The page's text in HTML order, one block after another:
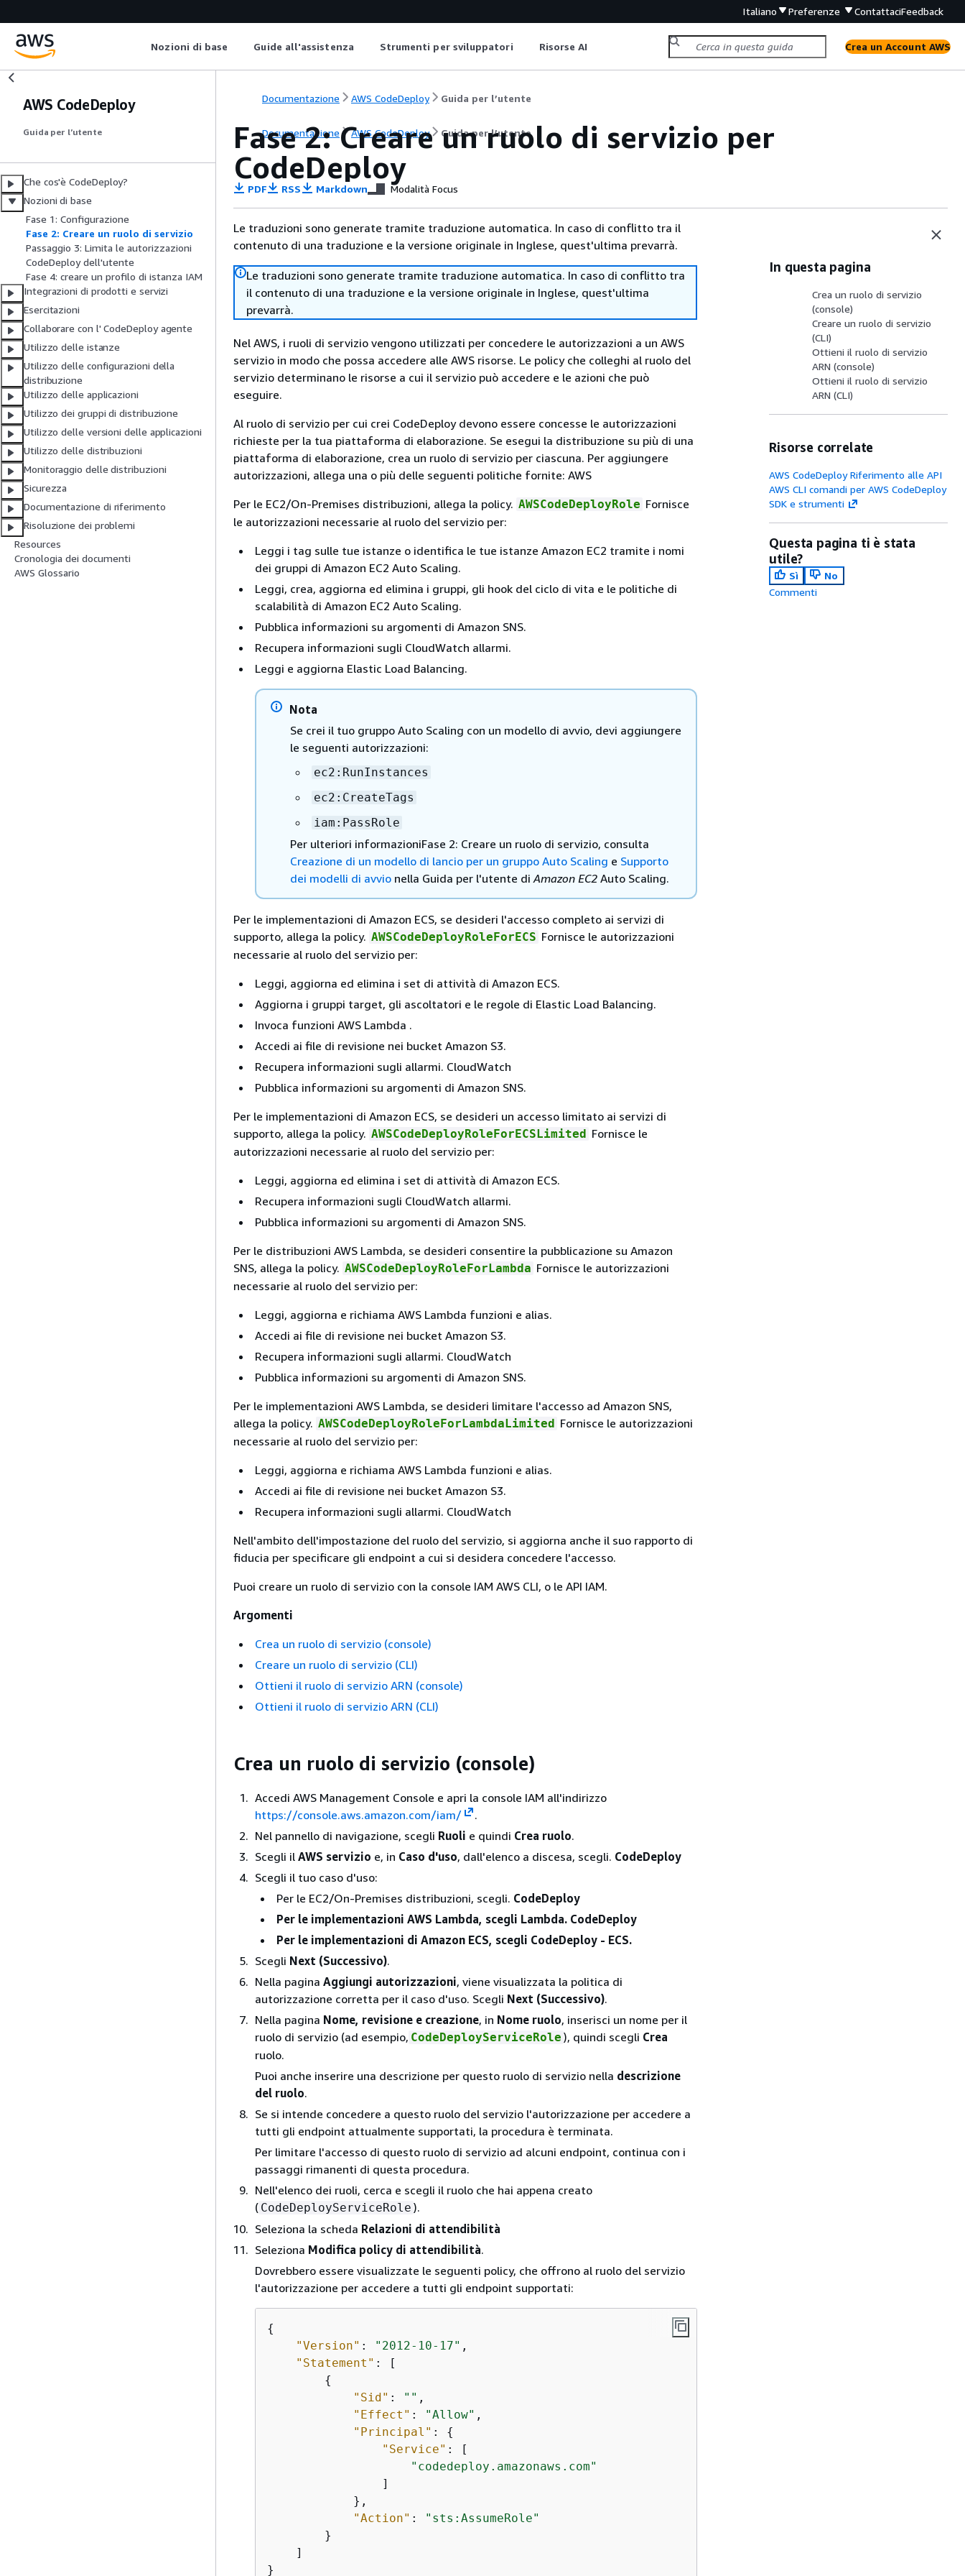
Italiano Preferenze ContattaciFeedback
Nozioni di base Guide all'assistenza Strumenti per sviluppatori Risorse AI Crea un Account AWS
AWS CodeDeploy
Guida per l’utente
Che cos'è CodeDeploy?
Nozioni di base
Fase 1: Configurazione
Fase 2: Creare un ruolo di servizio
Passaggio 3: Limita le autorizzazioni
CodeDeploy dell'utente
Fase 4: creare un profilo di istanza IAM
Integrazioni di prodotti e servizi
Esercitazioni
Collaborare con l' CodeDeploy agente
Utilizzo delle istanze
Utilizzo delle configurazioni della
distribuzione
Utilizzo delle applicazioni
Utilizzo dei gruppi di distribuzione
Utilizzo delle versioni delle applicazioni
Utilizzo delle distribuzioni
Monitoraggio delle distribuzioni
Sicurezza
Documentazione di riferimento
Risoluzione dei problemi
Resources
Cronologia dei documenti
AWS Glossario
Documentazione AWS CodeDeploy Guida per l’utente
Documentazione AWS CodeDeploy Guida per l’utente
Fase 2: Creare un ruolo di servizio per
CodeDeploy
PDF RSS Markdown Modalità Focus
Le traduzioni sono generate tramite traduzione automatica. In caso di conflitto tra il
contenuto di una traduzione e la versione originale in Inglese, quest'ultima prevarrà.
Le traduzioni sono generate tramite traduzione automatica. In caso di conflitto tra
il contenuto di una traduzione e la versione originale in Inglese, quest'ultima
prevarrà.
Nel AWS, i ruoli di servizio vengono utilizzati per concedere le autorizzazioni a un AWS
servizio in modo che possa accedere alle AWS risorse. Le policy che colleghi al ruolo del
servizio determinano le risorse a cui il servizio può accedere e le azioni che può
eseguire.
Al ruolo di servizio per cui crei CodeDeploy devono essere concesse le autorizzazioni
richieste per la tua piattaforma di elaborazione. Se esegui la distribuzione su più di una
piattaforma di elaborazione, crea un ruolo di servizio per ciascuna. Per aggiungere
autorizzazioni, allega una o più delle seguenti politiche fornite: AWS
Per le EC2/On-Premises distribuzioni, allega la policy. AWSCodeDeployRole Fornisce
le autorizzazioni necessarie al ruolo del servizio per:
Leggi i tag sulle tue istanze o identifica le tue istanze Amazon EC2 tramite i nomi
dei gruppi di Amazon EC2 Auto Scaling.
Leggi, crea, aggiorna ed elimina i gruppi, gli hook del ciclo di vita e le politiche di
scalabilità di Amazon EC2 Auto Scaling.
Pubblica informazioni su argomenti di Amazon SNS.
Recupera informazioni sugli CloudWatch allarmi.
Leggi e aggiorna Elastic Load Balancing.
Nota
Se crei il tuo gruppo Auto Scaling con un modello di avvio, devi aggiungere
le seguenti autorizzazioni:
ec2:RunInstances
ec2:CreateTags
iam:PassRole
Per ulteriori informazioniFase 2: Creare un ruolo di servizio, consulta
Creazione di un modello di lancio per un gruppo Auto Scaling e Supporto
dei modelli di avvio nella Guida per l'utente diAmazon EC2 Auto Scaling.
Per le implementazioni di Amazon ECS, se desideri l'accesso completo ai servizi di
supporto, allega la policy. AWSCodeDeployRoleForECS Fornisce le autorizzazioni
necessarie al ruolo del servizio per:
Leggi, aggiorna ed elimina i set di attività di Amazon ECS.
Aggiorna i gruppi target, gli ascoltatori e le regole di Elastic Load Balancing.
Invoca funzioni AWS Lambda .
Accedi ai file di revisione nei bucket Amazon S3.
Recupera informazioni sugli allarmi. CloudWatch
Pubblica informazioni su argomenti di Amazon SNS.
Per le implementazioni di Amazon ECS, se desideri un accesso limitato ai servizi di
supporto, allega la policy. AWSCodeDeployRoleForECSLimited Fornisce le
autorizzazioni necessarie al ruolo del servizio per:
Leggi, aggiorna ed elimina i set di attività di Amazon ECS.
Recupera informazioni sugli CloudWatch allarmi.
Pubblica informazioni su argomenti di Amazon SNS.
Per le distribuzioni AWS Lambda, se desideri consentire la pubblicazione su Amazon
SNS, allega la policy. AWSCodeDeployRoleForLambda Fornisce le autorizzazioni
necessarie al ruolo del servizio per:
Leggi, aggiorna e richiama AWS Lambda funzioni e alias.
Accedi ai file di revisione nei bucket Amazon S3.
Recupera informazioni sugli allarmi. CloudWatch
Pubblica informazioni su argomenti di Amazon SNS.
Per le implementazioni AWS Lambda, se desideri limitare l'accesso ad Amazon SNS,
allega la policy. AWSCodeDeployRoleForLambdaLimited Fornisce le autorizzazioni
necessarie al ruolo del servizio per:
Leggi, aggiorna e richiama AWS Lambda funzioni e alias.
Accedi ai file di revisione nei bucket Amazon S3.
Recupera informazioni sugli allarmi. CloudWatch
Nell'ambito dell'impostazione del ruolo del servizio, si aggiorna anche il suo rapporto di
fiducia per specificare gli endpoint a cui si desidera concedere l'accesso.
Puoi creare un ruolo di servizio con la console IAM AWS CLI, o le API IAM.
Argomenti
Crea un ruolo di servizio (console)
Creare un ruolo di servizio (CLI)
Ottieni il ruolo di servizio ARN (console)
Ottieni il ruolo di servizio ARN (CLI)
Crea un ruolo di servizio (console)
Accedi AWS Management Console e apri la console IAM all'indirizzo
https://console.aws.amazon.com/iam/
.
Nel pannello di navigazione, scegli Ruoli e quindi Crea ruolo.
Scegli il AWS servizio e, in Caso d'uso, dall'elenco a discesa, scegli. CodeDeploy
Scegli il tuo caso d'uso:
Per le EC2/On-Premises distribuzioni, scegli. CodeDeploy
Per le implementazioni AWS Lambda, scegli Lambda. CodeDeploy
Per le implementazioni di Amazon ECS, scegli CodeDeploy - ECS.
Scegli Next (Successivo).
Nella pagina Aggiungi autorizzazioni, viene visualizzata la politica di
autorizzazione corretta per il caso d'uso. Scegli Next (Successivo).
Nella pagina Nome, revisione e creazione, in Nome ruolo, inserisci un nome per il
ruolo di servizio (ad esempio, CodeDeployServiceRole ), quindi scegli Crea
ruolo.
Puoi anche inserire una descrizione per questo ruolo di servizio nella descrizione
del ruolo.
Se si intende concedere a questo ruolo del servizio l'autorizzazione per accedere a
tutti gli endpoint attualmente supportati, la procedura è terminata.
Per limitare l'accesso di questo ruolo di servizio ad alcuni endpoint, continua con i
passaggi rimanenti di questa procedura.
Nell'elenco dei ruoli, cerca e scegli il ruolo che hai appena creato
( CodeDeployServiceRole ).
Seleziona la scheda Relazioni di attendibilità
Seleziona Modifica policy di attendibilità.
Dovrebbero essere visualizzate le seguenti policy, che offrono al ruolo del servizio
l'autorizzazione per accedere a tutti gli endpoint supportati:
{
"Version" : "2012-10-17" ,
"Statement" : [
{
"Sid" : "" ,
"Effect" : "Allow" ,
"Principal" : {
"Service" : [
"codedeploy.amazonaws.com"
                ]
            },
"Action" :
"sts:AssumeRole"
        }
    ]
}
In questa pagina
Crea un ruolo di servizio
(console)
Creare un ruolo di servizio
(CLI)
Ottieni il ruolo di servizio
ARN (console)
Ottieni il ruolo di servizio
ARN (CLI)
Risorse correlate
AWS CodeDeploy Riferimento alle API
AWS CLI comandi per AWS CodeDeploy
SDK e strumenti
Questa pagina ti è stata
utile?
Sì
No
Commenti